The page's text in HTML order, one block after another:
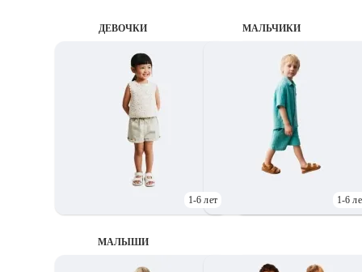
ДЕВОЧКИ
1-6 лет
MАЛЬЧИКИ
1-6
МАЛЫШИ